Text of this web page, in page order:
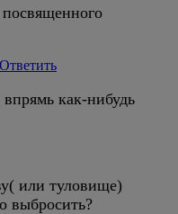
посвященного
Ответить
как-нибудь
или туловище)
выбросить?